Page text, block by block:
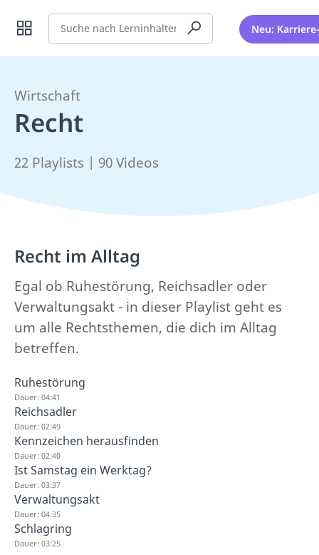
Suche Neu:
Wirtschaft
Recht
22 Playlists | 90 Videos
Recht im Alltag
Egal ob Ruhestörung, Reichsadler oder
Verwaltungsakt - in dieser Playlist geht es
um alle Rechtsthemen, die dich im Alltag
betreffen.
Ruhestörung
Dauer: 04:41
Reichsadler
Dauer: 02:49
Kennzeichen herausfinden
Dauer: 02:40
Ist Samstag ein Werktag?
Dauer: 03:37
Verwaltungsakt
Dauer: 04:35
Schlagring
Dauer: 03:25